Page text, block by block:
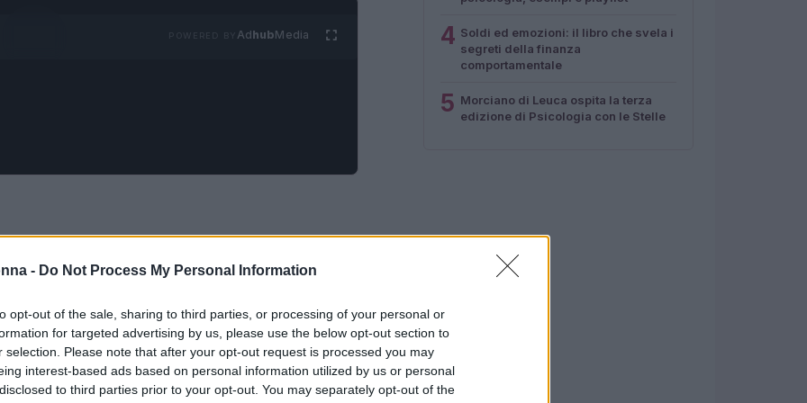
- Do Not Process My Personal Information
opt-out of the sale, sharing to third parties, or processing of your personal or
for targeted advertising by us, please use the below opt-out section to
selection. Please note that after your opt-out request is processed you may
interest-based ads based on personal information utilized by us or personal
to third parties prior to your opt-out. You may separately opt-out of the
AdhubMedia
opposti si attraggono” è un concetto che ha
tempo possono rivelarsi un elemento chiave
che riescono a gestire le loro diversità
la loro vita insieme, portando a una
4 Soldi ed emozioni: il libro che svela i
segreti della finanza
comportamentale
5 Morciano di Leuca ospita la terza
edizione di Psicologia con le Stelle